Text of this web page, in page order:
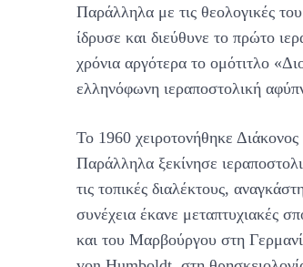
Παράλληλα με τις θεολογικές
ίδρυσε και διεύθυνε το πρώτο
χρόνια αργότερα το ομότιτλο
ελληνόφωνη ιεραποστολική
Το 1960 χειροτονήθηκε
Παράλληλα ξεκίνησε
τις τοπικές διαλέκτους,
συνέχεια έκανε μεταπτυχιακές
και του Μαρβούργου στη